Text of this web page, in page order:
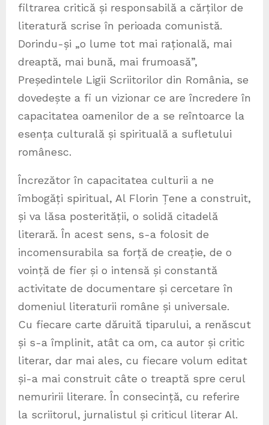
filtrarea critică și responsabilă a cărților de
literatură scrise în perioada comunistă.
Dorindu-și „o lume tot mai rațională, mai
dreaptă, mai bună, mai frumoasă”,
Președintele Ligii Scriitorilor din România, se
dovedește a fi un vizionar ce are încredere în
capacitatea oamenilor de a se reîntoarce la
esența culturală și spirituală a sufletului
românesc.
Încrezător în capacitatea culturii a ne
îmbogăți spiritual, Al Florin Țene a construit,
și va lăsa posterității, o solidă citadelă
literară. În acest sens, s-a folosit de
incomensurabila sa forță de creație, de o
voință de fier și o intensă și constantă
activitate de documentare și cercetare în
domeniul literaturii române și universale.
Cu fiecare carte dăruită tiparului, a renăscut
și s-a împlinit, atât ca om, ca autor și critic
literar, dar mai ales, cu fiecare volum editat
și-a mai construit câte o treaptă spre cerul
nemuririi literare. În consecință, cu referire
la scriitorul, jurnalistul și criticul literar Al.